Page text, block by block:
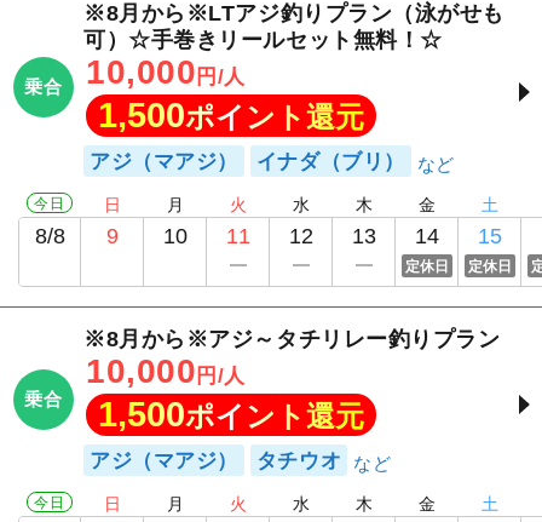
乗合
※8月から※LTアジ釣りプラン（泳がせも
可）☆手巻きリールセット無料！☆
10,000 円/人
1,500ポイント還元
アジ（マアジ） イナダ（ブリ）
今日
8/8
日
9
月
10
火
11
水
12
木
13
金
14
定休日
土
15
定休日
乗合
※8月から※アジ～タチリレー釣りプラン
10,000 円/人
1,500ポイント還元
アジ（マアジ） タチウオ
今日 日 月 火 水 木 金 土